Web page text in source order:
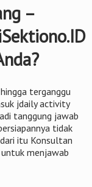
–
terganggu
jdaily activity
tanggung jawab
tidak
itu Konsultan
menjawab